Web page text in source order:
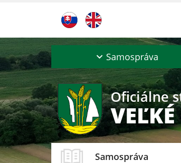
Samospráva
Oficiálne
Samospráva